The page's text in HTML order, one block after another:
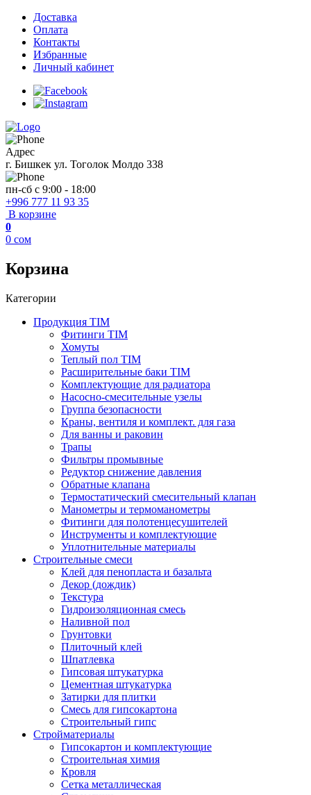
Доставка
Оплата
Контакты
Избранные
Личный кабинет
Адрес
г. Бишкек ул. Тоголок Молдо 338
пн-сб с 9:00 - 18:00
+996 777 11 93 35
В корзине
0
0 сом
Корзина
Категории
Продукция TIM
Фитинги TIM
Хомуты
Теплый пол TIM
Расширительные баки TIM
Комплектующие для радиатора
Насосно-смесительные узелы
Группа безопасности
Краны, вентиля и комплект. для газа
Для ванны и раковин
Трапы
Фильтры промывные
Редуктор снижение давления
Обратные клапана
Термостатический смесительный клапан
Манометры и термоманометры
Фитинги для полотенцесушителей
Инструменты и комплектующие
Уплотнительные материалы
Строительные смеси
Клей для пенопласта и базальта
Декор (дождик)
Текстура
Гидроизоляционная смесь
Наливной пол
Грунтовки
Плиточный клей
Шпатлевка
Гипсовая штукатурка
Цементная штукатурка
Затирки для плитки
Смесь для гипсокартона
Строительный гипс
Стройматериалы
Гипсокартон и комплектующие
Строительная химия
Кровля
Сетка металлическая